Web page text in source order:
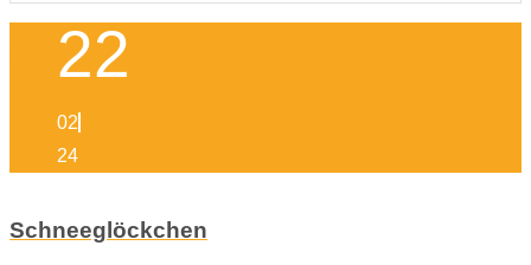
22
02
24
Schneeglöckchen